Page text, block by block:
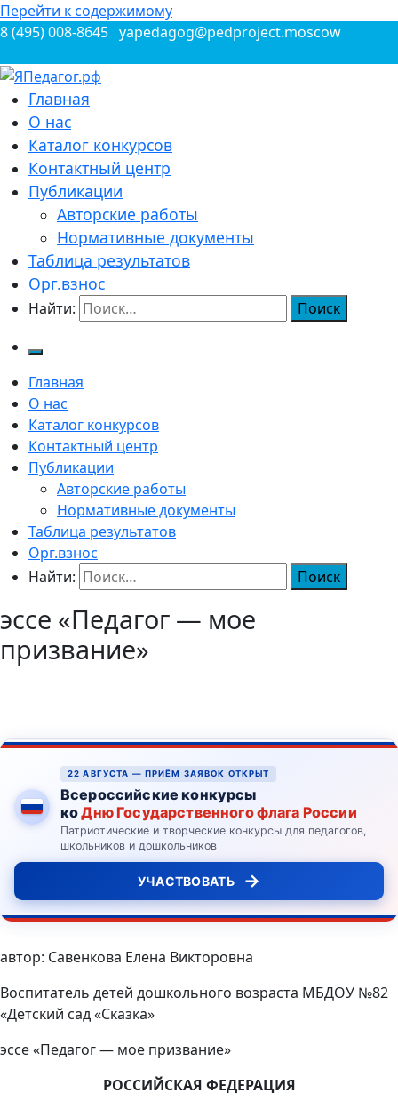
Перейти к содержимому
8 (495) 008-8645 yapedagog@pedproject.moscow
ЯПедагог.рф
Всероссийские конкурсы для педагогов
Главная
О нас
Каталог конкурсов
Контактный центр
Публикации
Авторские работы
Нормативные документы
Таблица результатов
Орг.взнос
Найти:
Главная
О нас
Каталог конкурсов
Контактный центр
Публикации
Авторские работы
Нормативные документы
Таблица результатов
Орг.взнос
Найти:
эссе «Педагог — мое
призвание»
22 АВГУСТА — ПРИЁМ ЗАЯВОК ОТКРЫТ
Всероссийские конкурсы
коДню Государственного флага России
Патриотические и творческие конкурсы для педагогов,
школьников и дошкольников
УЧАСТВОВАТЬ →
автор: Савенкова Елена Викторовна
Воспитатель детей дошкольного возраста МБДОУ №82
«Детский сад «Сказка»
эссе «Педагог — мое призвание»
РОССИЙСКАЯ ФЕДЕРАЦИЯ